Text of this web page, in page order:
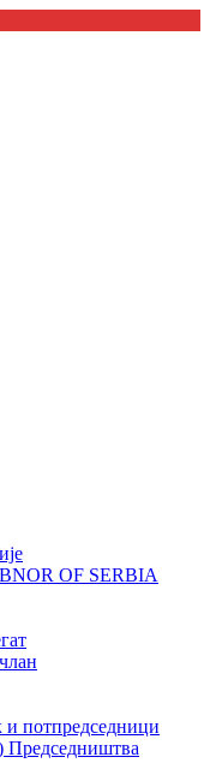
OF SERBIA
и потпредседници
Председништва